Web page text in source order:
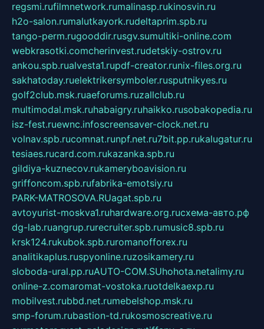
regsmi.rufilmnetwork.rumalinasp.rukinosvin.ru
h2o-salon.rumalutkayork.rudeltaprim.spb.ru
tango-perm.rugooddir.rusgv.sumultiki-online.com
webkrasotki.comcherinvest.rudetskiy-ostrov.ru
ankou.spb.rualvesta1.rupdf-creator.runix-files.org.ru
sakhatoday.ruelektrikersymboler.rusputnikyes.ru
golf2club.msk.ruaeforums.ruzallclub.ru
multimodal.msk.ruhabaigry.ruhaikko.rusobakopedia.ru
isz-fest.ruewnc.infoscreensaver-clock.net.ru
volnav.spb.rucomnat.runpf.net.ru7bit.pp.rukalugatur.ru
tesiaes.rucard.com.rukazanka.spb.ru
gildiya-kuznecov.rukameryboavision.ru
griffoncom.spb.rufabrika-emotsiy.ru
PARK-MATROSOVA.RUagat.spb.ru
avtoyurist-moskva1.ruhardware.org.ruсхема-авто.рф
dg-lab.ruangrup.rurecruiter.spb.rumusic8.spb.ru
krsk124.rukubok.spb.ruromanofforex.ru
analitikaplus.ruspyonline.ruzosikamery.ru
sloboda-ural.pp.ruAUTO-COM.SUhohota.netalimy.ru
online-z.comaromat-vostoka.ruotdelkaexp.ru
mobilvest.rubbd.net.rumebelshop.msk.ru
smp-forum.rubastion-td.rukosmoscreative.ru